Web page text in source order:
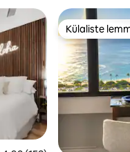
Külaliste
Külaliste